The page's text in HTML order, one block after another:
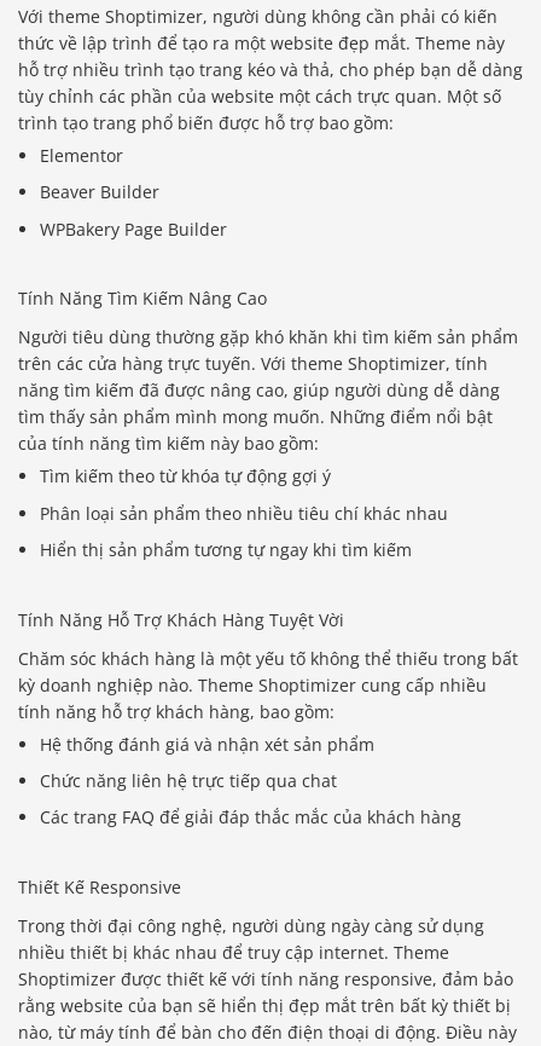
Với theme Shoptimizer, người dùng không cần phải có kiến
thức về lập trình để tạo ra một website đẹp mắt. Theme này
hỗ trợ nhiều trình tạo trang kéo và thả, cho phép bạn dễ dàng
tùy chỉnh các phần của website một cách trực quan. Một số
trình tạo trang phổ biến được hỗ trợ bao gồm:
Elementor
Beaver Builder
WPBakery Page Builder
Tính Năng Tìm Kiếm Nâng Cao
Người tiêu dùng thường gặp khó khăn khi tìm kiếm sản phẩm
trên các cửa hàng trực tuyến. Với theme Shoptimizer, tính
năng tìm kiếm đã được nâng cao, giúp người dùng dễ dàng
tìm thấy sản phẩm mình mong muốn. Những điểm nổi bật
của tính năng tìm kiếm này bao gồm:
Tìm kiếm theo từ khóa tự động gợi ý
Phân loại sản phẩm theo nhiều tiêu chí khác nhau
Hiển thị sản phẩm tương tự ngay khi tìm kiếm
Tính Năng Hỗ Trợ Khách Hàng Tuyệt Vời
Chăm sóc khách hàng là một yếu tố không thể thiếu trong bất
kỳ doanh nghiệp nào. Theme Shoptimizer cung cấp nhiều
tính năng hỗ trợ khách hàng, bao gồm:
Hệ thống đánh giá và nhận xét sản phẩm
Chức năng liên hệ trực tiếp qua chat
Các trang FAQ để giải đáp thắc mắc của khách hàng
Thiết Kế Responsive
Trong thời đại công nghệ, người dùng ngày càng sử dụng
nhiều thiết bị khác nhau để truy cập internet. Theme
Shoptimizer được thiết kế với tính năng responsive, đảm bảo
rằng website của bạn sẽ hiển thị đẹp mắt trên bất kỳ thiết bị
nào, từ máy tính để bàn cho đến điện thoại di động. Điều này